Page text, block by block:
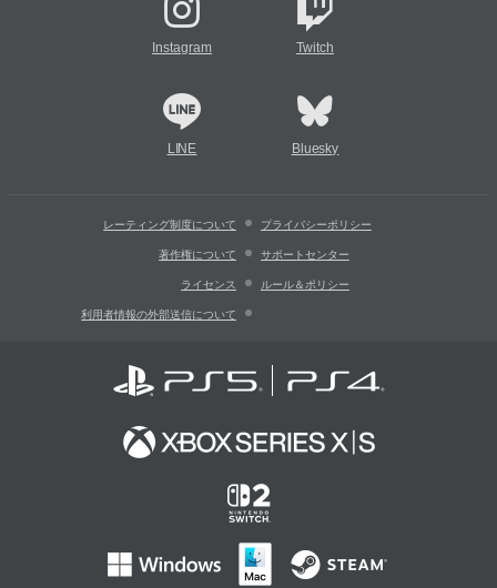
Instagram Twitch
LINE Bluesky
レーティング制度について プライバシーポリシー
著作権について サポートセンター
ライセンス ルール＆ポリシー
利用者情報の外部送信について